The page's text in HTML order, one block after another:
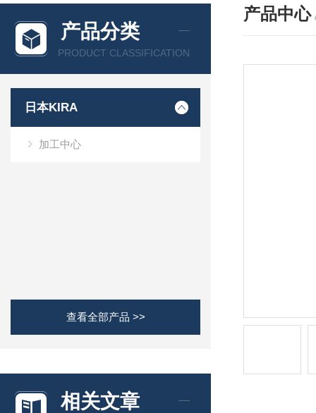
产品分类
PRODUCT CLASSIFICATION
日本KIRA
加工中心
查看全部产品 >>
相关文章
产品中心